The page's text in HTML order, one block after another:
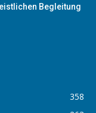
Begleitung
358